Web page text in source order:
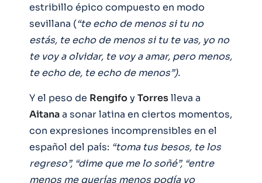
estribillo épico compuesto en modo
sevillana (“te echo de menos si tu no
estás, te echo de menos si tu te vas, yo no
te voy a olvidar, te voy a amar, pero menos,
te echo de, te echo de menos”).
Y el peso de Rengifoy Torreslleva a
Aitanaa sonar latina en ciertos momentos,
con expresiones incomprensibles en el
español del país: “toma tus besos, te los
regreso”, “dime que me lo soñé”, “entre
menos me querías menos podía yo